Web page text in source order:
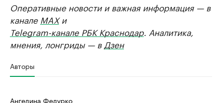
Оперативные новости и важная информация — в
канале MAXи
Telegram-канале РБК Краснодар. Аналитика,
мнения, лонгриды — в Дзен
Авторы
Ангелина Федурко